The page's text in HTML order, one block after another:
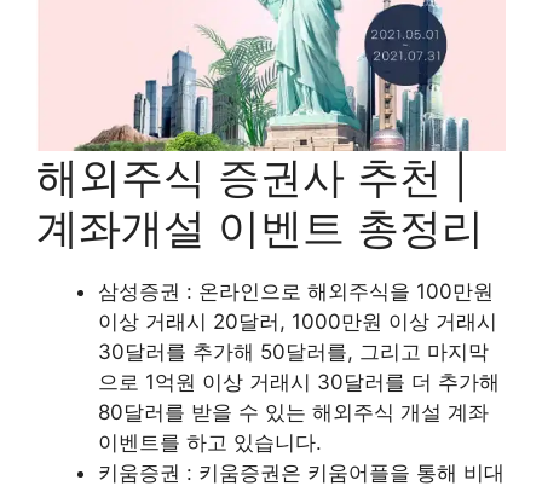
해외주식 증권사 추천 |
계좌개설 이벤트 총정리
삼성증권 : 온라인으로 해외주식을 100만원
이상 거래시 20달러, 1000만원 이상 거래시
30달러를 추가해 50달러를, 그리고 마지막
으로 1억원 이상 거래시 30달러를 더 추가해
80달러를 받을 수 있는 해외주식 개설 계좌
이벤트를 하고 있습니다.
키움증권 : 키움증권은 키움어플을 통해 비대